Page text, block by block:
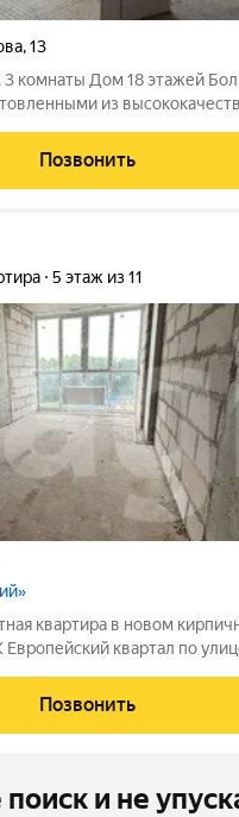
,13
3 комнаты Дом 18 этажей
из
общей эстетике
в самом
Позвонить
5 этаж из 11
квартира в новом
квартал по
- 18.55 кв.м. и 3
Позвонить
и не